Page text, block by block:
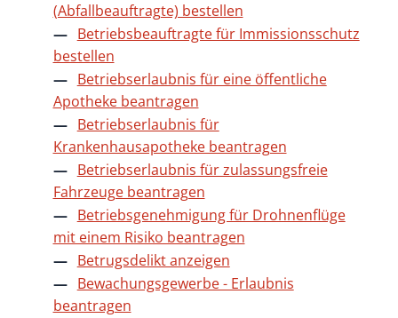
(Abfallbeauftragte) bestellen
Betriebsbeauftragte für Immissionsschutz
bestellen
Betriebserlaubnis für eine öffentliche
Apotheke beantragen
Betriebserlaubnis für
Krankenhausapotheke beantragen
Betriebserlaubnis für zulassungsfreie
Fahrzeuge beantragen
Betriebsgenehmigung für Drohnenflüge
mit einem Risiko beantragen
Betrugsdelikt anzeigen
Bewachungsgewerbe - Erlaubnis
beantragen